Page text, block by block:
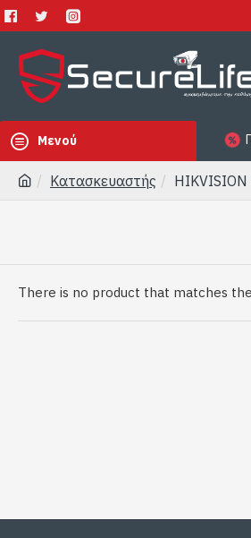
Μενού
Κατασκευαστής HIKVISION
There is no product that matches